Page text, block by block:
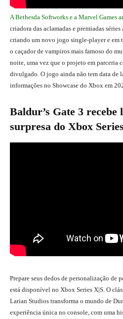
A Bethesda Softworks e a Marvel Games
criadora das aclamadas e premiadas séries
criando um novo jogo single-player e em
o caçador de vampiros mais famoso do
noite, uma vez que o projeto em parceria
divulgado. O jogo ainda não tem data de
informações no Showcase do Xbox em
Baldur’s Gate 3 recebe
surpresa do Xbox
Prepare seus dedos de personalização de
está disponível no Xbox Series X|S. O
Larian Studios transforma o mundo de
experiência única no console, com uma